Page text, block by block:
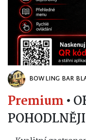
BOWLING BAR
Premium •